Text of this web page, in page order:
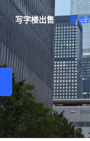
写字楼出售 联合